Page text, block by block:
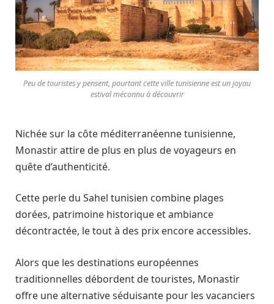
Peu de touristes y pensent, pourtant cette ville tunisienne est un joyau
estival méconnu à découvrir
Nichée sur la côte méditerranéenne tunisienne,
Monastir attire de plus en plus de voyageurs en
quête d’authenticité.
Cette perle du Sahel tunisien combine plages
dorées, patrimoine historique et ambiance
décontractée, le tout à des prix encore accessibles.
Alors que les destinations européennes
traditionnelles débordent de touristes, Monastir
offre une alternative séduisante pour les vacanciers